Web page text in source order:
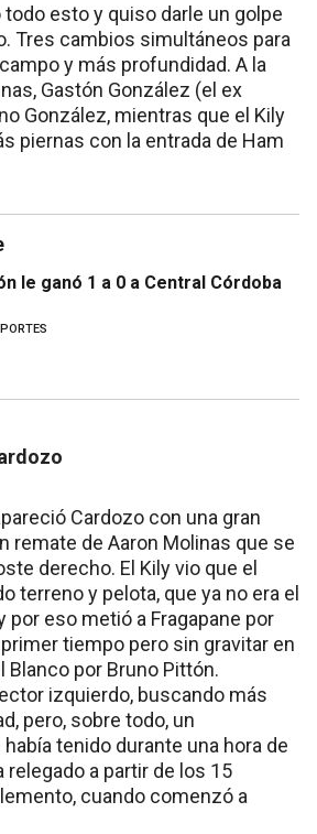
esto y quiso darle un golpe
Tres cambios simultáneos para
y más profundidad. A la
Gastón González (el ex
González, mientras que el Kily
piernas con la entrada de Ham
le ganó 1 a 0 a Central Córdoba
Cardozo con una gran
remate de Aaron Molinas que se
derecho. El Kily vio que el
terreno y pelota, que ya no era el
por eso metió a Fragapane por
tiempo pero sin gravitar en
Blanco por Bruno Pittón.
izquierdo, buscando más
pero, sobre todo, un
tenido durante una hora de
relegado a partir de los 15
cuando comenzó a